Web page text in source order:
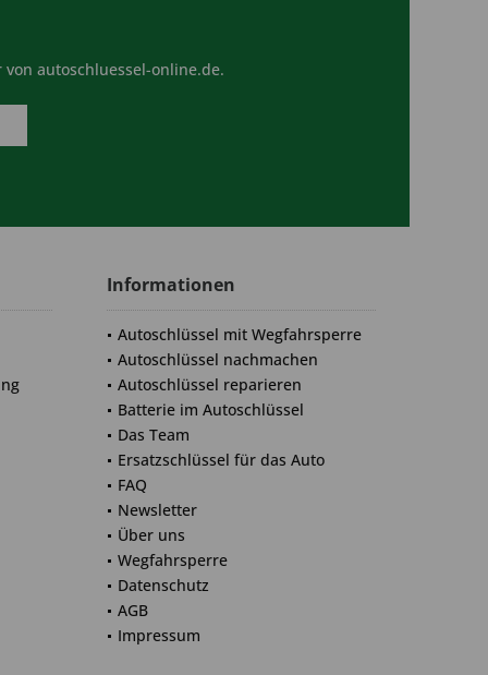
autoschluessel-online.de.
Informationen
Autoschlüssel mit Wegfahrsperre
Autoschlüssel nachmachen
Autoschlüssel reparieren
Batterie im Autoschlüssel
Das Team
Ersatzschlüssel für das Auto
FAQ
Newsletter
Über uns
Wegfahrsperre
Datenschutz
AGB
Impressum